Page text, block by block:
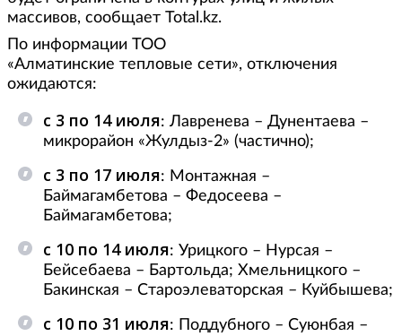
массивов, сообщает Total.kz.
По информации ТОО
«Алматинские тепловые сети», отключения
ожидаются:
с 3 по 14 июля: Лавренева – Дунентаева –
микрорайон «Жулдыз-2» (частично);
с 3 по 17 июля: Монтажная –
Баймагамбетова – Федосеева –
Баймагамбетова;
с 10 по 14 июля: Урицкого – Нурсая –
Бейсебаева – Бартольда; Хмельницкого –
Бакинская – Староэлеваторская – Куйбышева;
с 10 по 31 июля: Поддубного – Суюнбая –